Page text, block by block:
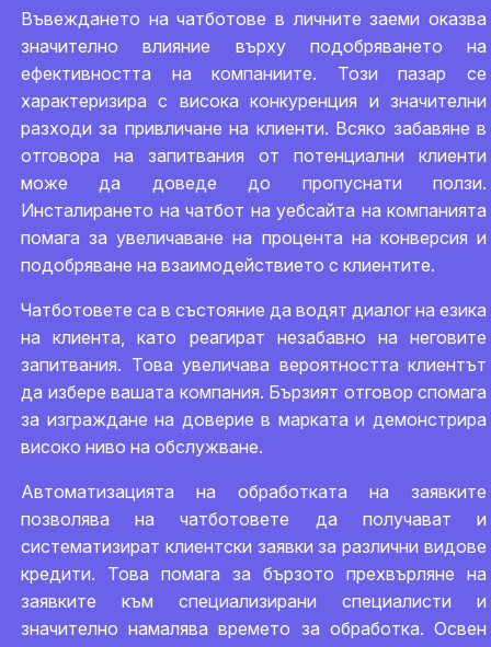
Въвеждането на чатботове в личните заеми оказва
значително влияние върху подобряването на
ефективността на компаниите. Този пазар се
характеризира с висока конкуренция и значителни
разходи за привличане на клиенти. Всяко забавяне в
отговора на запитвания от потенциални клиенти
може да доведе до пропуснати ползи.
Инсталирането на чатбот на уебсайта на компанията
помага за увеличаване на процента на конверсия и
подобряване на взаимодействието с клиентите.
Чатботовете са в състояние да водят диалог на езика
на клиента, като реагират незабавно на неговите
запитвания. Това увеличава вероятността клиентът
да избере вашата компания. Бързият отговор спомага
за изграждане на доверие в марката и демонстрира
високо ниво на обслужване.
Автоматизацията на обработката на заявките
позволява на чатботовете да получават и
систематизират клиентски заявки за различни видове
кредити. Това помага за бързото прехвърляне на
заявките към специализирани специалисти и
значително намалява времето за обработка. Освен